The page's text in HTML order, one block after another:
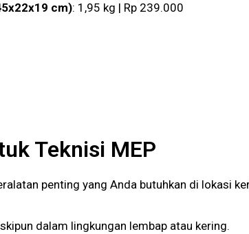
cm): 1,95 kg | Rp 239.000
Teknisi MEP
penting yang Anda butuhkan di lokasi
dalam lingkungan lembap atau kering.